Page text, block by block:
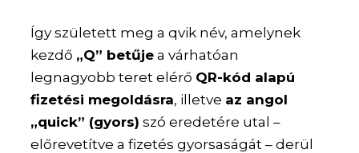
Így született meg a qvik név, amelynek
kezdő „Q” betűje a várhatóan
legnagyobb teret elérő QR-kód alapú
fizetési megoldásra, illetve az angol
„quick” (gyors) szó eredetére utal –
előrevetítve a fizetés gyorsaságát – derül